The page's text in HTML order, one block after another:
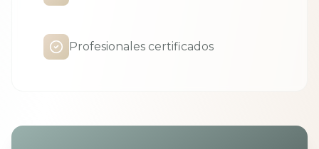
Profesionales certificados